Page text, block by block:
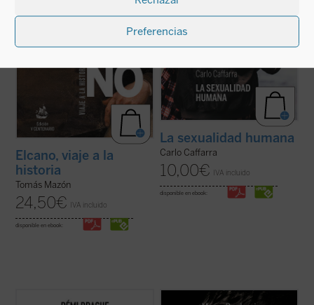
Preferencias
Elcano, viaje a la
historia
Tomás Mazón
24,50€ IVA incluido
disponible en ebook:
La sexualidad humana
Carlo Caffarra
10,00€ IVA incluido
disponible en ebook:
Lo que el autor nos ofrece aquí, con su
En mayo de 1999, 7.000 personas